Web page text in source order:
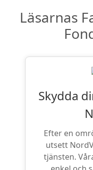
Skydda
Efter en
utsett
tjänsten.